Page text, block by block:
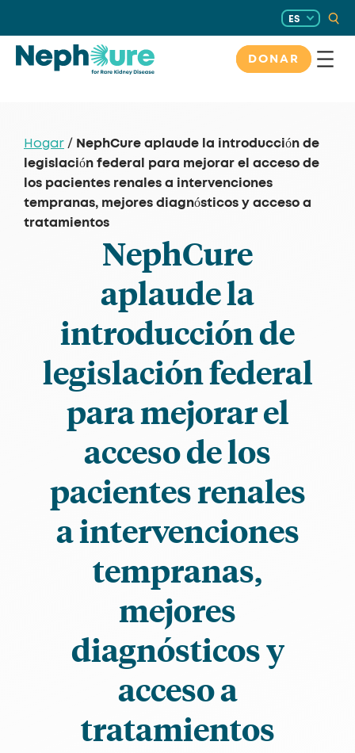
contenido
ES
DONAR
Hogar / NephCure aplaude la introducción de
legislación federal para mejorar el acceso de
los pacientes renales a intervenciones
tempranas, mejores diagnósticos y acceso a
tratamientos
NephCure
aplaude la
introducción de
legislación federal
para mejorar el
acceso de los
pacientes renales
a intervenciones
tempranas,
mejores
diagnósticos y
acceso a
tratamientos